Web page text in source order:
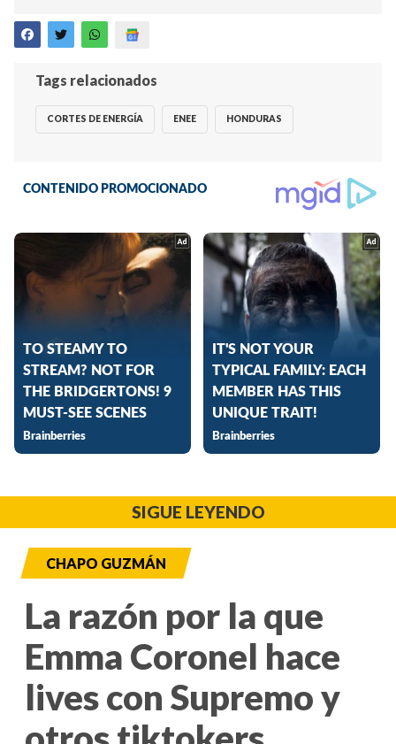
Tags relacionados
CORTES DE ENERGÍA ENEE HONDURAS
SIGUE LEYENDO
CHAPO GUZMÁN
La razón por la que
Emma Coronel hace
lives con Supremo y